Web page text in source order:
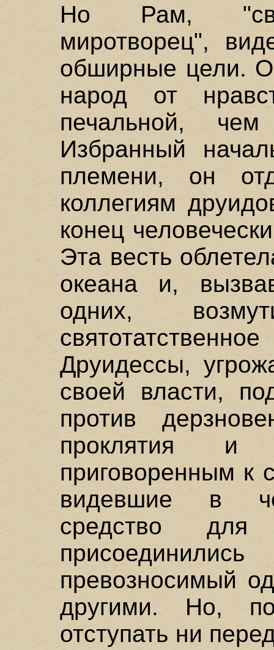
Но Рам,
миротворец",
обширные цели.
народ от
печальной,
Избранный
племени, он
коллегиям
конец
Эта весть
океана и,
одних,
Друидессы,
своей власти,
против
проклятия и
приговоренным к
видевшие в
средство для
превозносимый
другими. Но,
отступать ни